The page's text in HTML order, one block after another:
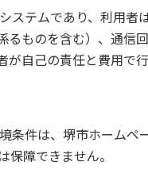
テムであり、利用者
ものを含む）、通信
自己の責任と費用で行
件は、堺市ホームペ
障できません。